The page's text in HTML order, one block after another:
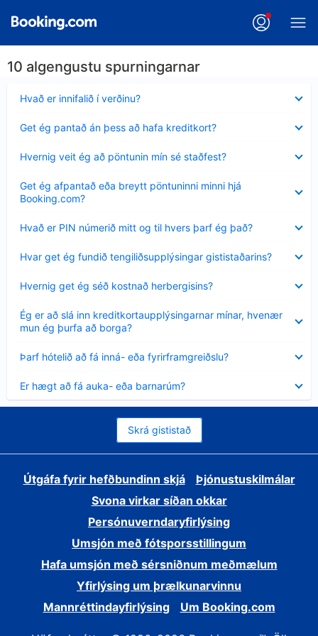
10 algengustu spurningarnar
Hvað er innifalið í verðinu?
sýnt
Get ég pantað án þess að hafa kreditkort?
sýnt
Hvernig veit ég að pöntunin mín sé staðfest?
sýnt
Get ég afpantað eða breytt pöntuninni minni hjá
Booking.com?
sýnt
Hvað er PIN númerið mitt og til hvers þarf ég það?
sýnt
Hvar get ég fundið tengiliðsupplýsingar gististaðarins?
sýnt
Hvernig get ég séð kostnað herbergisins?
sýnt
Ég er að slá inn kreditkortaupplýsingarnar mínar, hvenær
mun ég þurfa að borga?
Minna
sýnt
Þarf hótelið að fá inná- eða fyrirframgreiðslu?
sýnt
Er hægt að fá auka- eða barnarúm?
sýnt
Skrá gististað
Útgáfa fyrir hefðbundinn skjá
Þjónustuskilmálar
Svona virkar síðan okkar
Persónuverndaryfirlýsing
Umsjón með fótsporsstillingum
Hafa umsjón með sérsniðnum meðmælum
Yfirlýsing um þrælkunarvinnu
Mannréttindayfirlýsing
Um Booking.com